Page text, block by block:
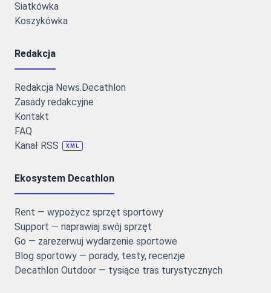
Siatkówka
Koszykówka
Redakcja
Redakcja News.Decathlon
Zasady redakcyjne
Kontakt
FAQ
Kanał RSS
XML
Ekosystem Decathlon
Rent — wypożycz sprzęt sportowy
Support — naprawiaj swój sprzęt
Go — zarezerwuj wydarzenie sportowe
Blog sportowy — porady, testy, recenzje
Decathlon Outdoor — tysiące tras turystycznych